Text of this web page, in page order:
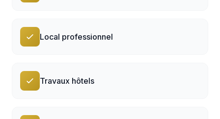
Local professionnel
Travaux hôtels